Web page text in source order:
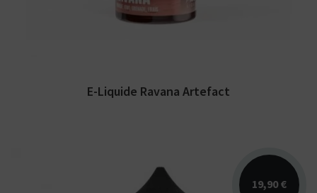
E-Liquide Ravana Artefact
19,90 €